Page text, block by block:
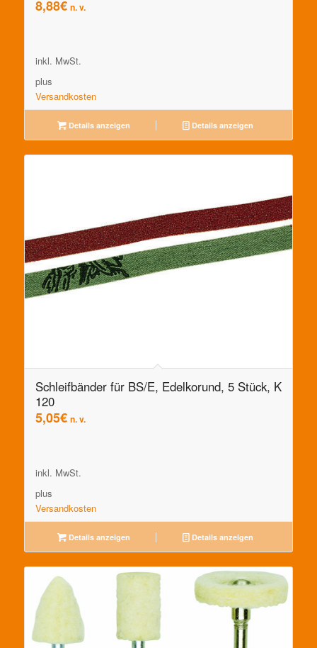
8,88€ n. v.
inkl. MwSt.
plus
Versandkosten
Details anzeigen Details anzeigen
Schleifbänder für BS/E, Edelkorund, 5 Stück, K
120
5,05€ n. v.
inkl. MwSt.
plus
Versandkosten
Details anzeigen Details anzeigen